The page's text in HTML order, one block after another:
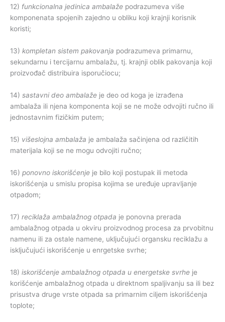
12) funkcionalna jedinica ambalaže podrazumeva više
komponenata spojenih zajedno u obliku koji krajnji korisnik
koristi;
13) kompletan sistem pakovanja podrazumeva primarnu,
sekundarnu i tercijarnu ambalažu, tj. krajnji oblik pakovanja koji
proizvođač distribuira isporučiocu;
14) sastavni deo ambalaže je deo od koga je izrađena
ambalaža ili njena komponenta koji se ne može odvojiti ručno ili
jednostavnim fizičkim putem;
15) višeslojna ambalaža je ambalaža sačinjena od različitih
materijala koji se ne mogu odvojiti ručno;
16) ponovno iskorišćenje je bilo koji postupak ili metoda
iskorišćenja u smislu propisa kojima se uređuje upravljanje
otpadom;
17) reciklaža ambalažnog otpada je ponovna prerada
ambalažnog otpada u okviru proizvodnog procesa za prvobitnu
namenu ili za ostale namene, uključujući organsku reciklažu a
isključujući iskorišćenje u enrgetske svrhe;
18) iskorišćenje ambalažnog otpada u energetske svrhe je
korišćenje ambalažnog otpada u direktnom spaljivanju sa ili bez
prisustva druge vrste otpada sa primarnim ciljem iskorišćenja
toplote;